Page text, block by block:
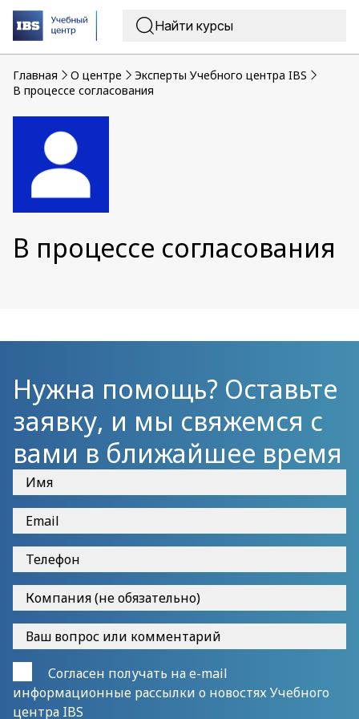
Главная O центре
Эксперты Учебного центра IBS
В процессе согласования
В процессе согласования
Нужна помощь? Оставьте
заявку, и мы свяжемся с
вами в ближайшее время
Согласен получать на e-mail
информационные рассылки о новостях Учебного
центра IBS